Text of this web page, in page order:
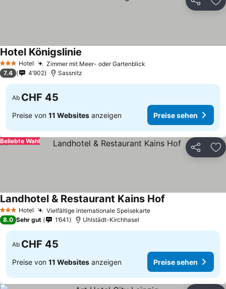
Teilen
3 SterneHotel Zimmer mit Meer- oder Gartenblick
Hotel Königslinie
7.4 4’902 Sassnitz
Ab CHF 45
Preise von 11 Websites anzeigen Preise sehen
Teilen
Beliebte Wahl
3 SterneHotel Vielfältige internationale Speisekarte
Landhotel & Restaurant Kains Hof
8.0 Sehr gut 1’641 Uhlstädt-Kirchhasel
Ab CHF 45
Preise von 11 Websites anzeigen Preise sehen